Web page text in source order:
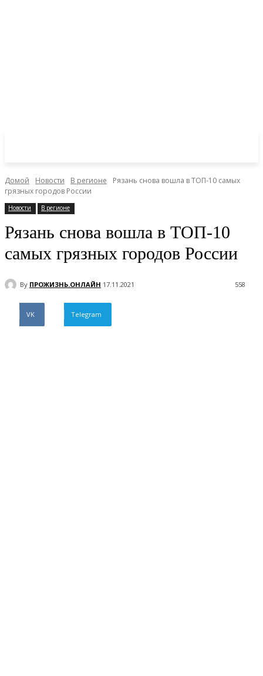
Домой Новости В регионе
Рязань снова вошла в ТОП-10 самых
грязных городов России
Новости В регионе
Рязань снова вошла в ТОП-10
самых грязных городов России
By ПРОЖИЗНЬ.ОНЛАЙН 17.11.2021 558
VK Telegram